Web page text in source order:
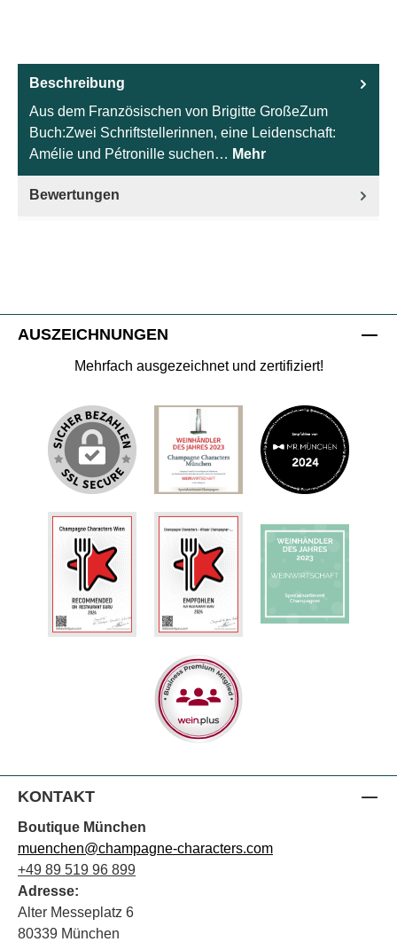
Beschreibung
Aus dem Französischen von Brigitte GroßeZum
Buch:Zwei Schriftstellerinnen, eine Leidenschaft:
Amélie und Pétronille suchen… Mehr
Bewertungen
AUSZEICHNUNGEN
Mehrfach ausgezeichnet und zertifiziert!
KONTAKT
Boutique München
muenchen@champagne-characters.com
+49 89 519 96 899
Adresse:
Alter Messeplatz 6
80339 München